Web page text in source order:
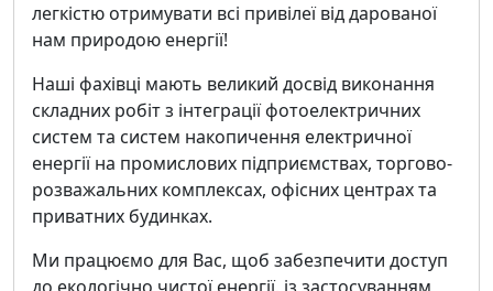
легкістю отримувати всі привілеї від дарованої
нам природою енергії!
Наші фахівці мають великий досвід виконання
складних робіт з інтеграції фотоелектричних
систем та систем накопичення електричної
енергії на промислових підприємствах, торгово-
розважальних комплексах, офісних центрах та
приватних будинках.
Ми працюємо для Вас, щоб забезпечити доступ